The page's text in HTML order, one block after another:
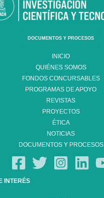
DOCUMENTOS Y PROCESOS
INICIO
QUIÉNES SOMOS
FONDOS CONCURSABLES
PROGRAMAS DE APOYO
REVISTAS
PROYECTOS
ÉTICA
NOTICIAS
DOCUMENTOS Y PROCESOS
INTERÉS